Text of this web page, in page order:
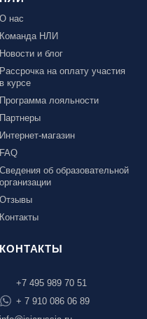
О нас
Команда НЛИ
Новости и блог
Рассрочка на оплату участия
в курсе
Программа лояльности
Партнеры
Интернет-магазин
FAQ
Сведения об образовательной
организации
Отзывы
Контакты
КОНТАКТЫ
+7 495 989 70 51
+ 7 910 086 06 89